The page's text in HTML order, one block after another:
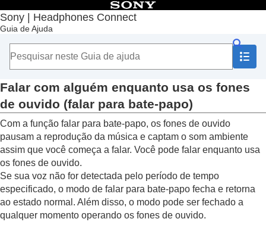
Sony | Headphones Connect
Guia de Ajuda
Índice
Início
Introdução
Como usar
Sobre o Painel “Sony | Headphones Connect”
Funções exibidas na guia [Status]
Funções exibidas na guia [Som]
Usar Config. rápidas de som
Ajuste da função de cancelamento de ruído e
modo de som ambiente (
Controle som
ambiente
Falar com alguém enquanto usa os fones
falar para bate-papo
Otimização das funções de cancelamento de
ruído de acordo com as condições de uso e a
pressão atmosférica ( Otimizador cancelam.
de ruído)
Falar com alguém enquanto usa os fones
de ouvido (falar para bate-papo)
Com a função falar para bate-papo, os fones de ouvido
pausam a reprodução da música e captam o som ambiente
assim que você começa a falar. Você pode falar enquanto usa
os fones de ouvido.
Se sua voz não for detectada pelo período de tempo
especificado, o modo de falar para bate-papo fecha e retorna
ao estado normal. Além disso, o modo pode ser fechado a
qualquer momento operando os fones de ouvido.